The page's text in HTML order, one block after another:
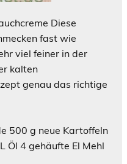
Diese
fast wie
viel feiner in der
kalten
genau das richtige
500 g neue Kartoffeln
Öl 4 gehäufte El Mehl